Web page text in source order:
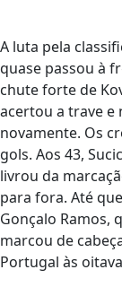
A luta pela
quase passou à
chute forte de
acertou a trave e
novamente. Os
gols. Aos 43,
livrou da
para fora. Até
Gonçalo Ramos,
marcou de
Portugal às